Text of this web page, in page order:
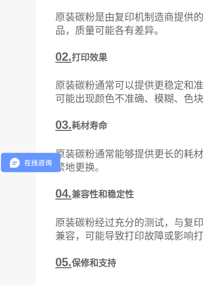
原装碳粉是由复印机制造商提供
品，质量可能各有差异。
02.打印效果
原装碳粉通常可以提供更稳定和
可能出现颜色不准确、模糊、色块
03.耗材寿命
原装碳粉通常能够提供更长的耗
繁地更换。
04.兼容性和稳定性
原装碳粉经过充分的测试，与复
兼容，可能导致打印故障或影响打
05.保修和支持